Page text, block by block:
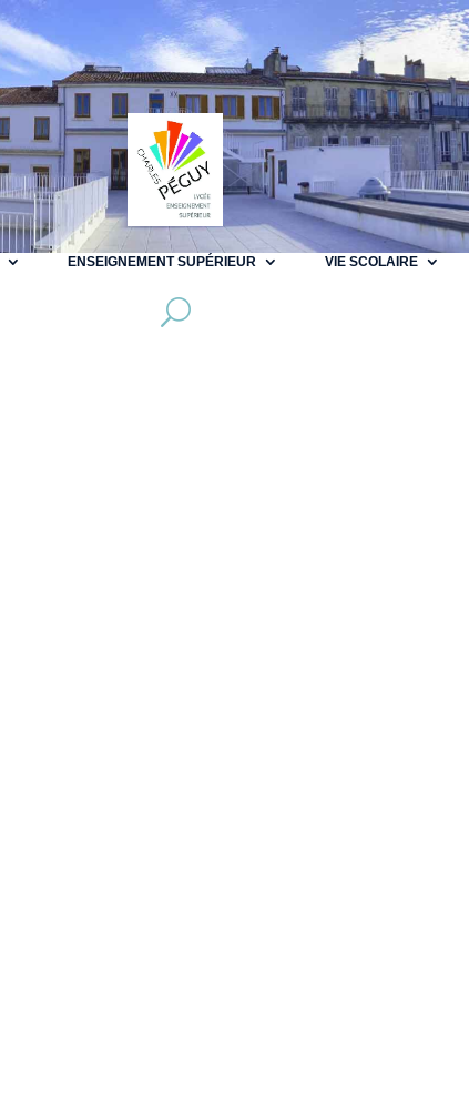
ENSEIGNEMENT SUPÉRIEUR VIE SCOLAIRE